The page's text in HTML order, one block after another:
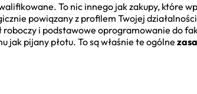
To nic innego jak zakupy, które
powiązany z profilem Twojej
i podstawowe oprogramowanie do
jak pijany płotu. To są właśnie te ogólne